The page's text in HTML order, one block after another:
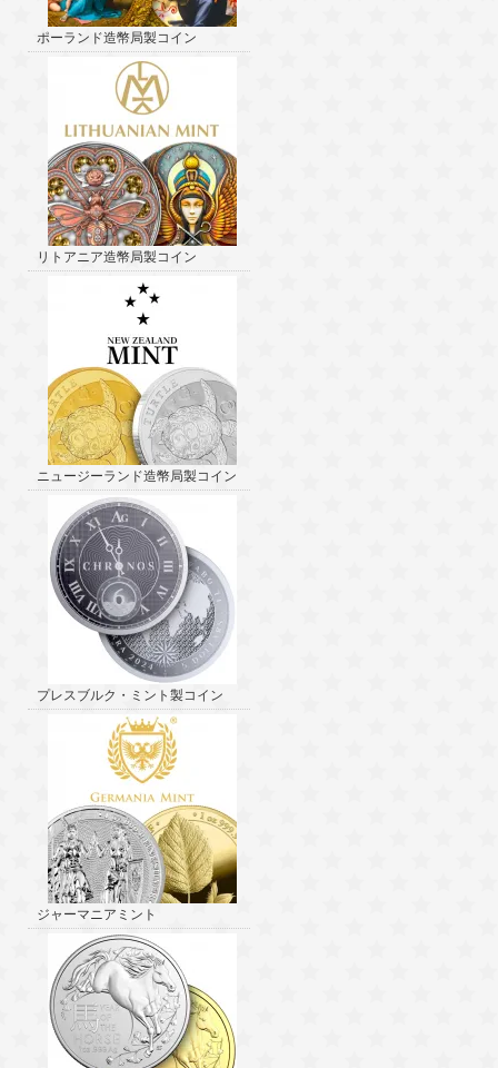
ポーランド造幣局製コイン
リトアニア造幣局製コイン
ニュージーランド造幣局製コイン
プレスブルク・ミント製コイン
ジャーマニアミント